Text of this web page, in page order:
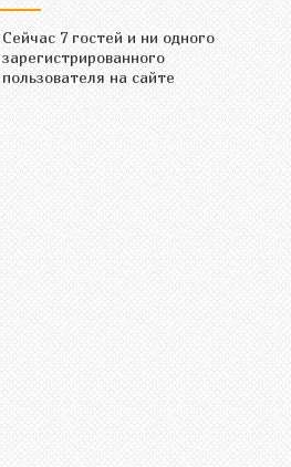
Сейчас 7 гостей и ни одного
зарегистрированного
пользователя на сайте